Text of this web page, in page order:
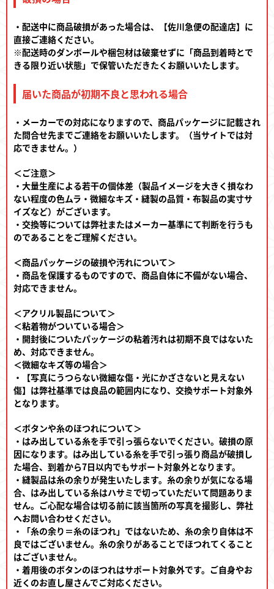
・配送中に商品破損があった場合は、【佐川急便の配達店】に
直接ご連絡ください。
※配送時のダンボールや梱包材は破棄せずに「商品到着時とで
きる限り近い状態」で保管いただきたくお願いいたします。
届いた商品が初期不良と思われる場合
・メーカーでの対応になりますので、商品パッケージに記載され
た問合せ先までご連絡をお願いいたします。（当サイトでは対
応できません。）
＜ご注意＞
・大量生産による若干の個体差（製品イメージを大きく損なわ
ない程度の色ムラ・微細なキズ・縫製の品質・布製品の実寸サ
イズなど）がございます。
・交換等については弊社またはメーカー基準にて判断を行うも
のであることをご理解ください。
＜商品パッケージの破損や汚れについて＞
・商品を保護するものですので、商品自体に不備がない場合、
対応できません。
＜アクリル製品について＞
＜粘着物がついている場合＞
・開封後についたパッケージの粘着汚れは初期不良ではないた
め、対応できません。
＜微細なキズ等の場合＞
・【写真にうつらない微細な傷・光にかざさないと見えない
傷】は弊社基準では良品の範囲内になり、交換サポート対象外
となります。
＜ボタンや糸のほつれについて＞
・はみ出している糸を手で引っ張らないでください。破損の原
因になります。はみ出している糸を手で引っ張り商品が破損し
た場合、到着から7日以内でもサポート対象外となります。
・縫製品は糸の余りが発生いたします。糸の余りが気になる場
合、はみ出している糸はハサミで切っていただいて問題ありま
せん。ご心配な場合は切る前に該当箇所の写真を撮影し、弊社
へお問い合わせください。
・「糸の余り＝糸のほつれ」ではないため、糸の余り自体は不
良ではございません。糸の余りがあることでほつれてくること
はございません。
・着用後のボタンのほつれはサポート対象外です。ご自身やお
近くのお直し屋さんでご対応ください。